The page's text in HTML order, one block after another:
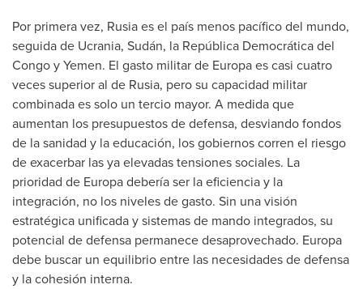
Por primera vez, Rusia es el país menos pacífico del mundo,
seguida de Ucrania, Sudán, la República Democrática del
CongoyYemen. El gasto militar de Europa es casi cuatro
veces superior al de Rusia, pero su capacidad militar
combinada es solo un tercio mayor. A medida que
aumentan los presupuestos de defensa, desviando fondos
de la sanidad y la educación, los gobiernos corren el riesgo
de exacerbar las ya elevadas tensiones sociales. La
prioridad de Europa debería ser la eficiencia y la
integración, no los niveles de gasto. Sin una visión
estratégica unificada y sistemas de mando integrados, su
potencial de defensa permanece desaprovechado. Europa
debe buscar un equilibrio entre las necesidades de defensa
y la cohesión interna.